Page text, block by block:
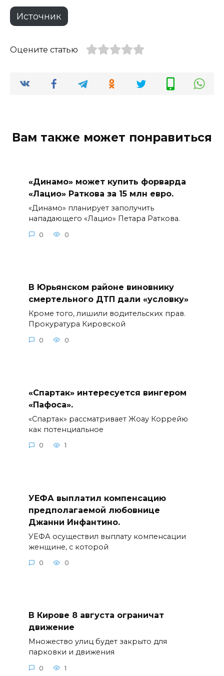
Источник
Оцените статью
Вам также может понравиться
«Динамо» может купить форварда
«Лацио» Раткова за 15 млн евро.
«Динамо» планирует заполучить
нападающего «Лацио» Петара Раткова.
0 0
В Юрьянском районе виновнику
смертельного ДТП дали «условку»
Кроме того, лишили водительских прав.
Прокуратура Кировской
0 0
«Спартак» интересуется вингером
«Пафоса».
«Спартак» рассматривает Жоау Коррейю
как потенциальное
0 1
УЕФА выплатил компенсацию
предполагаемой любовнице
Джанни Инфантино.
УЕФА осуществил выплату компенсации
женщине, с которой
0 0
В Кирове 8 августа ограничат
движение
Множество улиц будет закрыто для
парковки и движения
0 1